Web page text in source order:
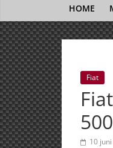
Gazetta
Italiana
|
Italiaans
autonieuws
&
lifestyle
HOME
Fiat
500
10